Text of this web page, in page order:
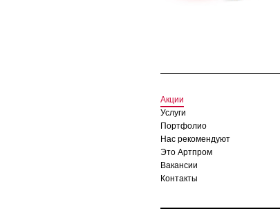
Акции
Услуги
Портфолио
Нас рекомендуют
Это Артпром
Вакансии
Контакты